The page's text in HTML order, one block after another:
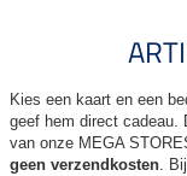
Kies een kaart en een
geef hem direct cadeau.
van onze MEGA
geen verzendkosten.